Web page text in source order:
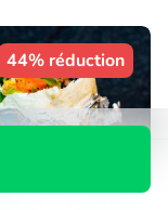
44% réduction